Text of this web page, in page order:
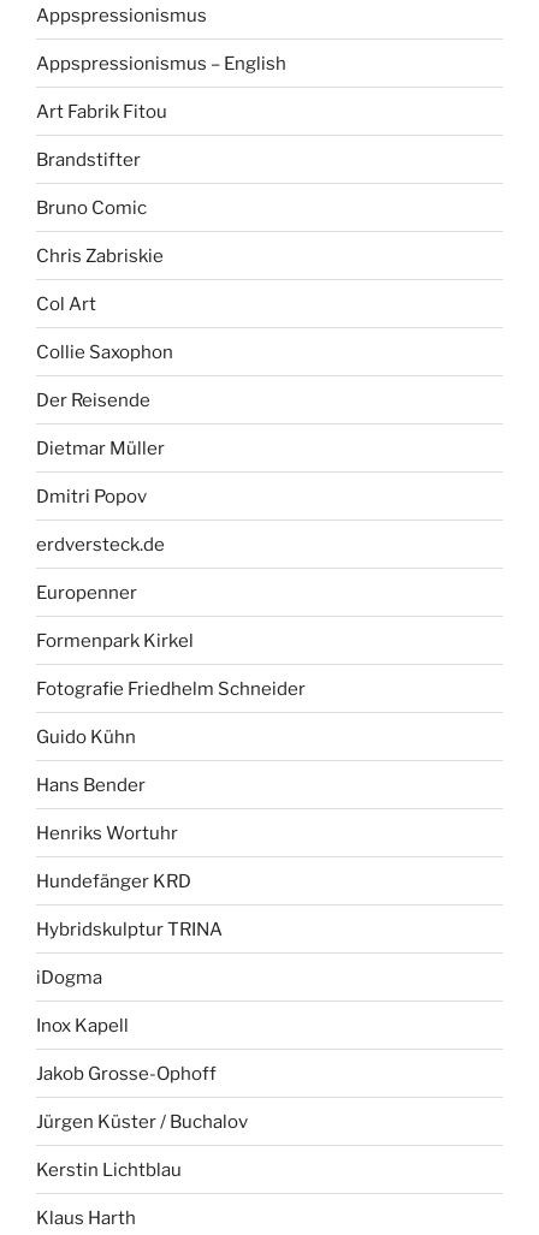
Appspressionismus
Appspressionismus – English
Art Fabrik Fitou
Brandstifter
Bruno Comic
Chris Zabriskie
Col Art
Collie Saxophon
Der Reisende
Dietmar Müller
Dmitri Popov
erdversteck.de
Europenner
Formenpark Kirkel
Fotografie Friedhelm Schneider
Guido Kühn
Hans Bender
Henriks Wortuhr
Hundefänger KRD
Hybridskulptur TRINA
iDogma
Inox Kapell
Jakob Grosse-Ophoff
Jürgen Küster / Buchalov
Kerstin Lichtblau
Klaus Harth